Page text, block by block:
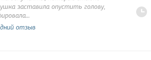
заставила опустить голову,
отзыв